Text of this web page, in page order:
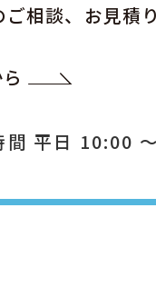
ご相談、お見積
間 平日 10:00